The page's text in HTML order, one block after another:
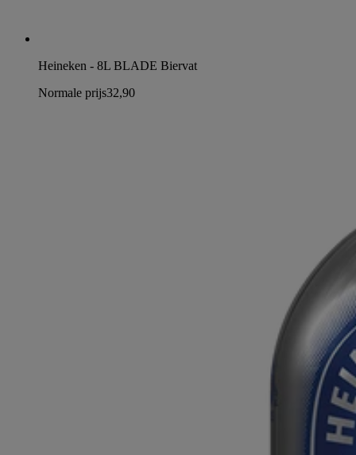
Heineken - 8L BLADE Biervat
Normale prijs32,90